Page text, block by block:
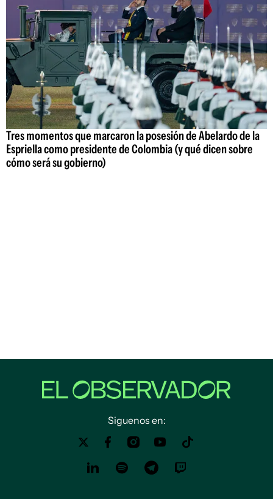
Tres momentos que marcaron la posesión de Abelardo de la
Espriella como presidente de Colombia (y qué dicen sobre
cómo será su gobierno)
Siguenos en: